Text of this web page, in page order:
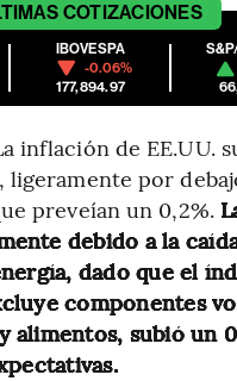
COTIZACIONES
IBOVESPA
-0.06%
177,894.97
inflación de EE.UU.
ligeramente por
preveían un 0,2%.
debido a la
dado que el
componentes
alimentos, subió un